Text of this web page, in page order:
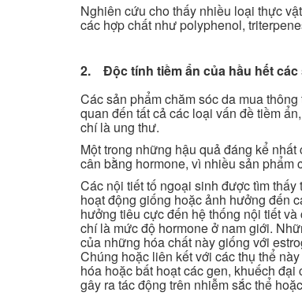
Nghiên cứu cho thấy nhiều loại thực
các hợp chất như polyphenol,
2. Độc tính tiềm ẩn của hầu hết các
Các sản phẩm chăm sóc da mua
quan đến tất cả các loại vấn đề tiềm
chí là ung thư.
Một trong những hậu quả đáng kể
cân bằng hormone, vì nhiều sản phẩm
Các nội tiết tố ngoại sinh được tìm
hoạt động giống hoặc ảnh hưởng đến
hưởng tiêu cực đến hệ thống nội tiết
chí là mức độ hormone ở nam giới.
của những hóa chất này giống với
Chúng hoặc liên kết với các thụ thể
hóa hoặc bất hoạt các gen, khuếch
gây ra tác động trên nhiễm sắc thể